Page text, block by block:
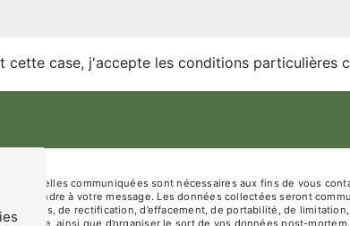
cette case, j'accepte les conditions particulières
communiquées sont nécessaires aux fins de vous
répondre à votre message. Les données collectées seront
d’accès, de rectification, d’effacement, de portabilité, de